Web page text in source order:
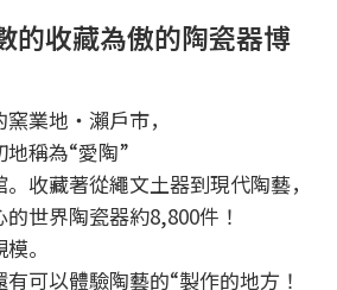
的收藏為傲的陶瓷器博
業地・瀨戶市，
稱為“愛陶”
收藏著從繩文土器到現代陶藝，
世界陶瓷器約8,800件！
。
可以體驗陶藝的“製作的地方！